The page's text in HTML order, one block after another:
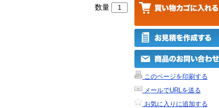
数量
このページを印刷する
メールでURLを送る
お気に入りに追加する